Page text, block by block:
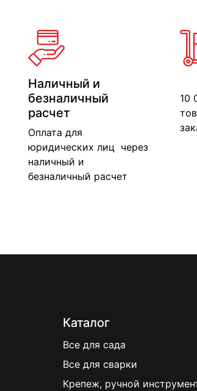
Наличный и
безналичный
расчет
Оплата для
юридических лиц через
наличный и
безналичный расчет
10
Каталог
Все для сада
Все для сварки
Крепеж, ручной